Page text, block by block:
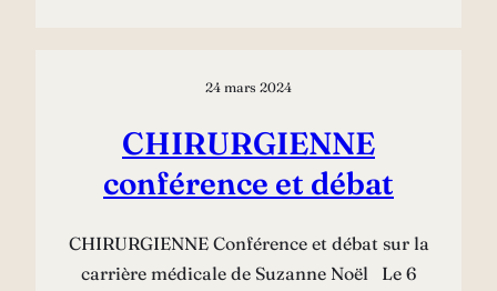
24 mars 2024
CHIRURGIENNE
conférence et débat
CHIRURGIENNE Conférence et débat sur la
carrière médicale de Suzanne Noël Le 6